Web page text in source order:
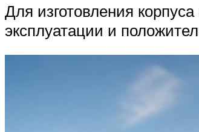
Для изготовления
эксплуатации и